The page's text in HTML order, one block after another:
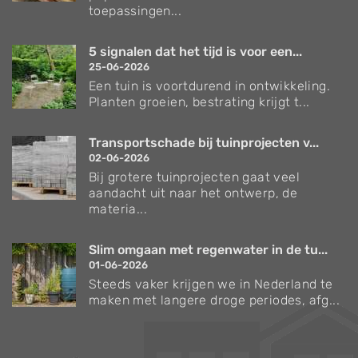
toepassingen...
5 signalen dat het tijd is voor een...
25-06-2026
Een tuin is voortdurend in ontwikkeling.
Planten groeien, bestrating krijgt t...
Transportschade bij tuinprojecten v...
02-06-2026
Bij grotere tuinprojecten gaat veel
aandacht uit naar het ontwerp, de
materia...
Slim omgaan met regenwater in de tu...
01-06-2026
Steeds vaker krijgen we in Nederland te
maken met langere droge periodes, afg...